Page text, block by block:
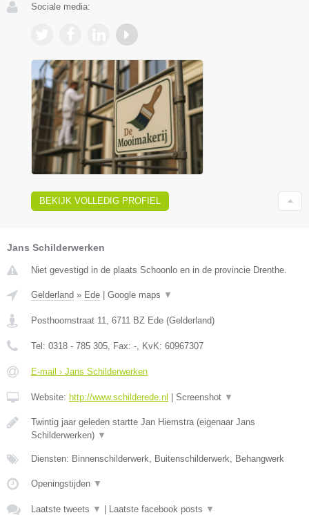
Sociale media:
BEKIJK VOLLEDIG PROFIEL
Jans Schilderwerken
Niet gevestigd in de plaats Schoonlo en in de provincie Drenthe.
Gelderland » Ede | Google maps ▼
Posthoornstraat 11 6711 BZ Ede (Gelderland)
Tel: 0318 - 785 305 , Fax: - , KvK: 60967307
E-mail › Jans Schilderwerken
Website: http://www.schilderede.nl | Screenshot ▼
Twintig jaar geleden startte Jan Hiemstra (eigenaar Jans
Schilderwerken) ▼
Diensten: Binnenschilderwerk, Buitenschilderwerk, Behangwerk
Openingstijden ▼
Laatste tweets ▼ | Laatste facebook posts ▼